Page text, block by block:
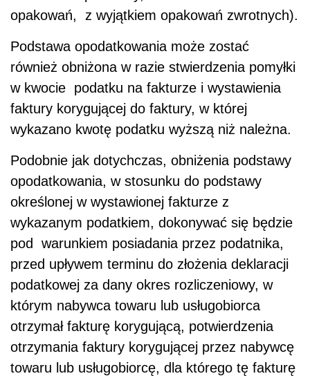
opakowań, z wyjątkiem opakowań zwrotnych).
Podstawa opodatkowania może zostać
również obniżona w razie stwierdzenia pomyłki
w kwocie podatku na fakturze i wystawienia
faktury korygującej do faktury, w której
wykazano kwotę podatku wyższą niż należna.
Podobnie jak dotychczas, obniżenia podstawy
opodatkowania, w stosunku do podstawy
określonej w wystawionej fakturze z
wykazanym podatkiem, dokonywać się będzie
pod warunkiem posiadania przez podatnika,
przed upływem terminu do złożenia deklaracji
podatkowej za dany okres rozliczeniowy, w
którym nabywca towaru lub usługobiorca
otrzymał fakturę korygującą, potwierdzenia
otrzymania faktury korygującej przez nabywcę
towaru lub usługobiorcę, dla którego tę fakturę